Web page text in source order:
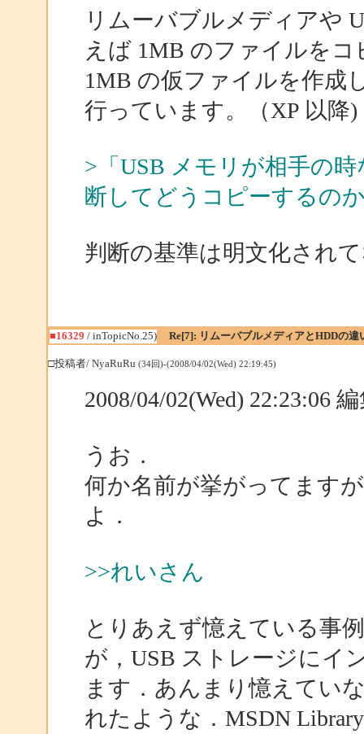
リムーバブルメディアや
えば 1MB のファイルを
1MB の仮ファイルを作成
行っています。（XP 以降)
>「USB メモリが相手の
断してどうコピーするの
判断の基準は明文化され
■16329 / inTopicNo.25) Re[7]: リムーバブルメディアとHDDの違
□投稿者/ NyaRuRu (34回)-(2008/04/02(Wed) 22:19:45)
2008/04/02(Wed) 22:23:06
うお．
何か名前が挙がってます
よ．
>>れいさん
とりあえず憶えている事
が，USB ストレージにイ
ます．あんまり憶えてい
れたような．MSDN